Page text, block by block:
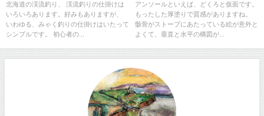
北海道の渓流釣り、 渓流釣りの仕掛けは
いろいろあります。好みもありますが、
いわゆる、みゃく釣りの仕掛けはいたって
シンプルです。 初心者の...
アンソールといえば、どくろと仮面です。
もったした厚塗りで質感がありますね。
骸骨がストーブにあたっている絵が意外と
よくて、垂直と水平の構図が...